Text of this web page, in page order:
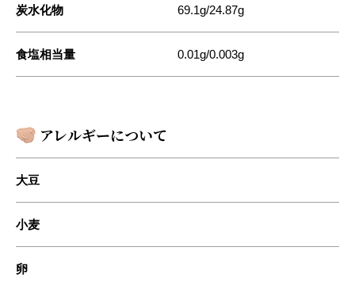
炭水化物 69.1g/24.87g
食塩相当量 0.01g/0.003g
アレルギーについて
大豆
小麦
卵